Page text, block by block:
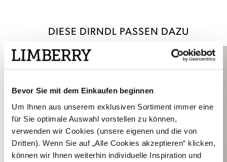
Bevor Sie mit dem Einkaufen beginnen
Um Ihnen aus unserem exklusiven Sortiment immer eine
für Sie optimale Auswahl vorstellen zu können,
verwenden wir Cookies (unsere eigenen und die von
Dritten). Wenn Sie auf „Alle Cookies akzeptieren“ klicken,
können wir Ihnen weiterhin individuelle Inspiration und
DIESE DIRNDL PASSEN DAZU